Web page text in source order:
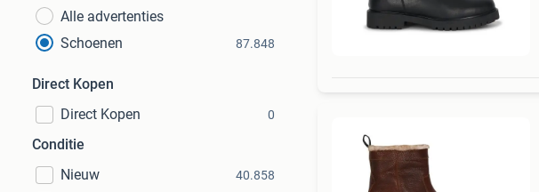
Alle advertenties
Schoenen
87.848
Direct Kopen
Direct Kopen
0
Conditie
Nieuw
40.858